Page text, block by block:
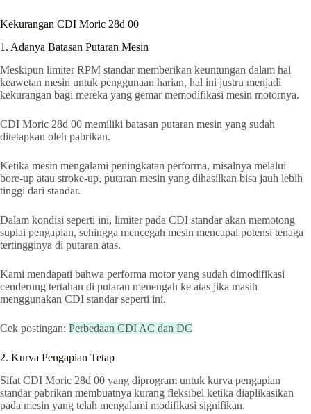
Kekurangan CDI Moric 28d 00
1. Adanya Batasan Putaran Mesin
Meskipun limiter RPM standar memberikan keuntungan dalam hal
keawetan mesin untuk penggunaan harian, hal ini justru menjadi
kekurangan bagi mereka yang gemar memodifikasi mesin motornya.
CDI Moric 28d 00 memiliki batasan putaran mesin yang sudah
ditetapkan oleh pabrikan.
Ketika mesin mengalami peningkatan performa, misalnya melalui
bore-up atau stroke-up, putaran mesin yang dihasilkan bisa jauh lebih
tinggi dari standar.
Dalam kondisi seperti ini, limiter pada CDI standar akan memotong
suplai pengapian, sehingga mencegah mesin mencapai potensi tenaga
tertingginya di putaran atas.
Kami mendapati bahwa performa motor yang sudah dimodifikasi
cenderung tertahan di putaran menengah ke atas jika masih
menggunakan CDI standar seperti ini.
Cek postingan: Perbedaan CDI AC dan DC
2. Kurva Pengapian Tetap
Sifat CDI Moric 28d 00 yang diprogram untuk kurva pengapian
standar pabrikan membuatnya kurang fleksibel ketika diaplikasikan
pada mesin yang telah mengalami modifikasi signifikan.